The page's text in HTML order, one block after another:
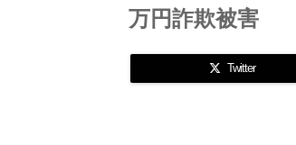
万円詐欺被害
Twitter